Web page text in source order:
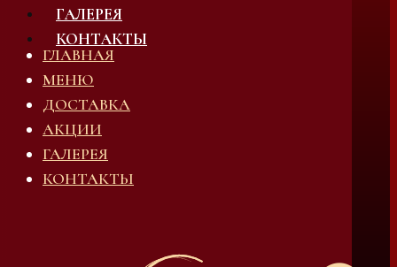
ГАЛЕРЕЯ
КОНТАКТЫ
ГЛАВНАЯ
МЕНЮ
ДОСТАВКА
АКЦИИ
ГАЛЕРЕЯ
КОНТАКТЫ